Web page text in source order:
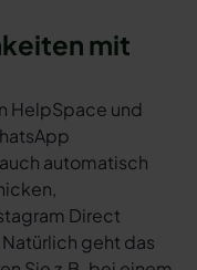
mit
HelpSpace und
automatisch
Direct
geht das